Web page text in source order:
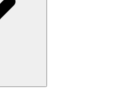
церемонии, особые
Мале Рахамим и Кадиш.
памятные службы.